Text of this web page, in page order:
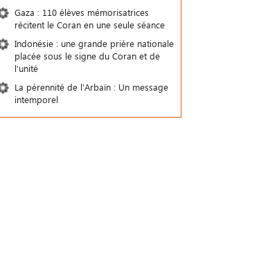
Gaza : 110 élèves mémorisatrices
récitent le Coran en une seule séance
Indonésie : une grande prière nationale
placée sous le signe du Coran et de
l’unité
La pérennité de l'Arbaïn : Un message
intemporel